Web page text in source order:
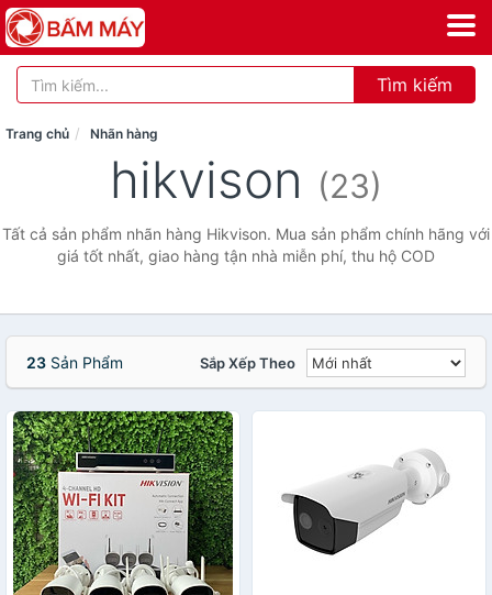
Tìm kiếm
Trang chủ Nhãn hàng
hikvison (23)
Tất cả sản phẩm nhãn hàng Hikvison. Mua sản phẩm chính hãng với
giá tốt nhất, giao hàng tận nhà miễn phí, thu hộ COD
23 Sản Phẩm Sắp Xếp Theo